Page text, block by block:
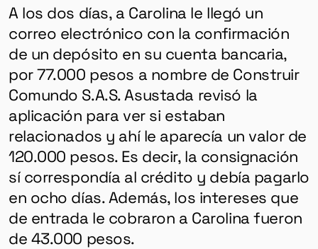
A los dos días, a Carolina le llegó un
correo electrónico con la confirmación
de un depósito en su cuenta bancaria,
por 77.000 pesos a nombre de Construir
Comundo S.A.S. Asustada revisó la
aplicación para ver si estaban
relacionados y ahí le aparecía un valor de
120.000 pesos. Es decir, la consignación
sí correspondía al crédito y debía pagarlo
en ocho días. Además, los intereses que
de entrada le cobraron a Carolina fueron
de 43.000 pesos.